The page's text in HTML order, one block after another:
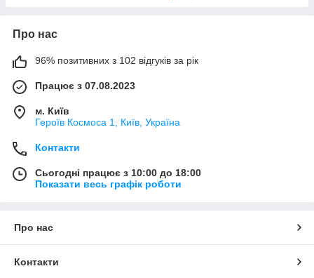
Про нас
96% позитивних з 102 відгуків за рік
Працює з 07.08.2023
м. Київ
Героїв Космоса 1, Київ, Україна
Контакти
Сьогодні працює з 10:00 до 18:00
Показати весь графік роботи
Про нас
Контакти